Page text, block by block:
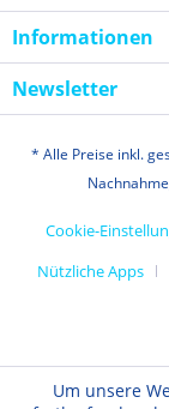
Informationen
Newsletter
* Alle Preise inkl.
Cookie-
Nützliche Apps
Um unsere